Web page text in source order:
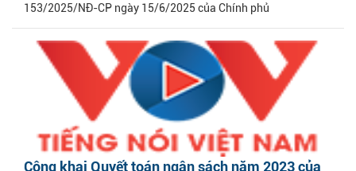
153/2025/NĐ-CP ngày 15/6/2025 của Chính phủ
Công khai Quyết toán ngân sách năm 2023 của